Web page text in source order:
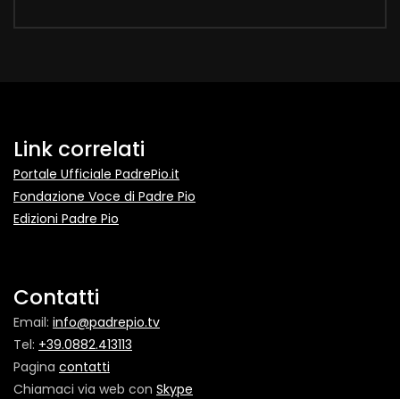
Link correlati
Portale Ufficiale PadrePio.it
Fondazione Voce di Padre Pio
Edizioni Padre Pio
Contatti
Email: info@padrepio.tv
Tel: +39.0882.413113
Pagina contatti
Chiamaci via web con Skype